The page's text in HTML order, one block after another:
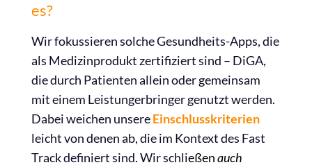
es?
Wir fokussieren solche Gesundheits-Apps, die
als Medizinprodukt zertifiziert sind – DiGA,
die durch Patienten allein oder gemeinsam
mit einem Leistungerbringer genutzt werden.
Dabei weichen unsereEinschlusskriterien
leicht von denen ab, die im Kontext des Fast
Track definiert sind. Wir schließenauch